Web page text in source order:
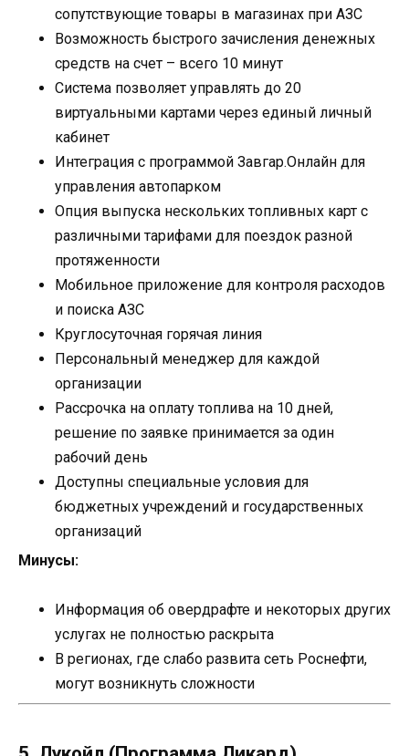
сопутствующие товары в магазинах при АЗС
Возможность быстрого зачисления денежных
средств на счет – всего 10 минут
Система позволяет управлять до 20
виртуальными картами через единый личный
кабинет
Интеграция с программой Завгар.Онлайн для
управления автопарком
Опция выпуска нескольких топливных карт с
различными тарифами для поездок разной
протяженности
Мобильное приложение для контроля расходов
и поиска АЗС
Круглосуточная горячая линия
Персональный менеджер для каждой
организации
Рассрочка на оплату топлива на 10 дней,
решение по заявке принимается за один
рабочий день
Доступны специальные условия для
бюджетных учреждений и государственных
организаций
Минусы:
Информация об овердрафте и некоторых других
услугах не полностью раскрыта
В регионах, где слабо развита сеть Роснефти,
могут возникнуть сложности